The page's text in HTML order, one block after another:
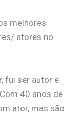
melhores
atores no
fui ser autor e
40 anos de
ator, mas são